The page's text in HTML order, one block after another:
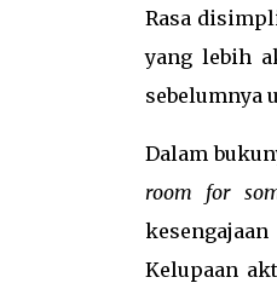
Rasa
yang lebih
sebelumnya
Dalam
room for
Kelupaan